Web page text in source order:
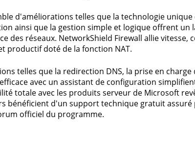
d'améliorations telles que la technologie
ainsi que la gestion simple et logique offrent
des réseaux. NetworkShield Firewall allie
productif doté de la fonction NAT.
telles que la redirection DNS, la prise en
avec un assistant de configuration
totale avec les produits serveur de Microsoft
bénéficient d'un support technique gratuit
officiel du programme.